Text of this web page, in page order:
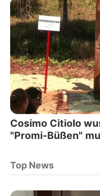
Cosimo Citiolo
"Promi-Büßen"
Top News